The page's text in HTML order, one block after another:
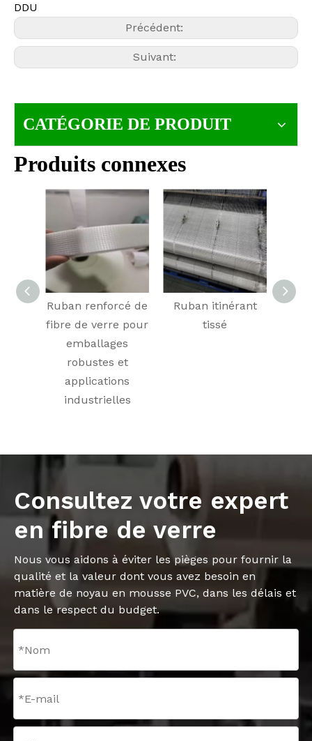
DDU
Précédent:
Suivant:
CATÉGORIE DE PRODUIT
Produits connexes
Ruban renforcé de
fibre de verre pour
emballages
robustes et
applications
industrielles
Ruban itinérant
tissé
Consultez votre expert
en fibre de verre
Nous vous aidons à éviter les pièges pour fournir la
qualité et la valeur dont vous avez besoin en
matière de noyau en mousse PVC, dans les délais et
dans le respect du budget.